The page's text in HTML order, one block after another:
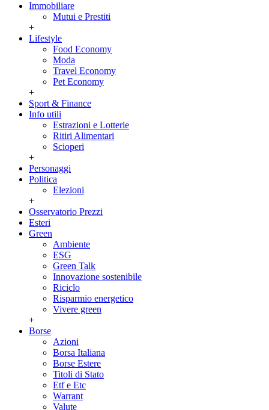
Immobiliare
Mutui e Prestiti
+
Lifestyle
Food Economy
Moda
Travel Economy
Pet Economy
+
Sport & Finance
Info utili
Estrazioni e Lotterie
Ritiri Alimentari
Scioperi
+
Personaggi
Politica
Elezioni
+
Osservatorio Prezzi
Esteri
Green
Ambiente
ESG
Green Talk
Innovazione sostenibile
Riciclo
Risparmio energetico
Vivere green
+
Borse
Azioni
Borsa Italiana
Borse Estere
Titoli di Stato
Etf e Etc
Warrant
Valute